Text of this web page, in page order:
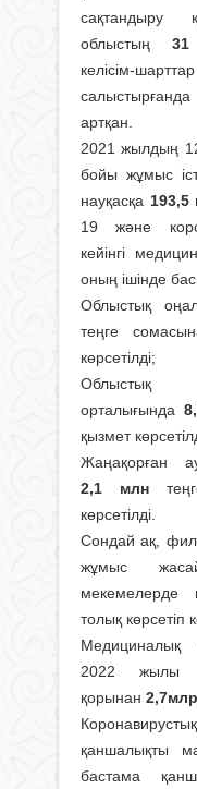
облыстың
келісім-
артқан.
2021 жылдың 12
бойы жұмыс
науқасқа 193,5
19 және
кейінгі
оның ішінде
Облыстық
теңге
көрсетілді;
Облыстық
орталығында
қызмет
Жаңақорған
2,1 млн
көрсетілді.
Сондай ақ,
жұмыс
мекемелерде
толық көрсетіп
Медициналық
2022 жылы
қорынан
қаншалықты
бастама